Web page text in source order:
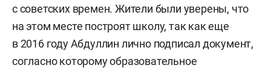
с советских времен. Жители были уверены, что
на этом месте построят школу, так как еще
в 2016 году Абдуллин лично подписал документ,
согласно которому образовательное